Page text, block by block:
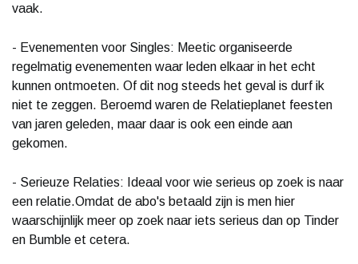
vaak.
- Evenementen voor Singles: Meetic organiseerde
regelmatig evenementen waar leden elkaar in het echt
kunnen ontmoeten. Of dit nog steeds het geval is durf ik
niet te zeggen. Beroemd waren de Relatieplanet feesten
van jaren geleden, maar daar is ook een einde aan
gekomen.
- Serieuze Relaties: Ideaal voor wie serieus op zoek is naar
een relatie.Omdat de abo's betaald zijn is men hier
waarschijnlijk meer op zoek naar iets serieus dan op Tinder
en Bumble et cetera.